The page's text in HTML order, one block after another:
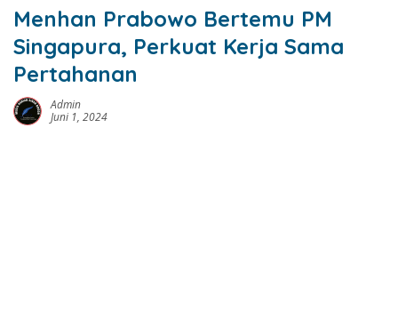
Menhan Prabowo Bertemu PM
Singapura, Perkuat Kerja Sama
Pertahanan
Admin
Juni 1, 2024